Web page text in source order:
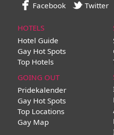
Facebook Twitter
HOTELS
Hotel Guide
Gay Hot Spots
Top Hotels
GOING OUT
Pridekalender
Gay Hot Spots
Top Locations
Gay Map